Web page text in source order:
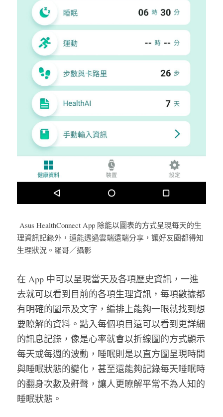
Asus HealthConnect App 除能以圖表的方式呈現每天的生
理資訊記錄外，還能透過雲端遠端分享，讓好友圈都得知
生理狀況。羅哥／攝影
在 App 中可以呈現當天及各項歷史資訊，一進
去就可以看到目前的各項生理資訊，每項數據都
有明確的圖示及文字，編排上能夠一眼就找到想
要瞭解的資料。點入每個項目還可以看到更詳細
的訊息記錄，像是心率就會以折線圖的方式顯示
每天或每週的波動，睡眠則是以直方圖呈現時間
與睡眠狀態的變化，甚至還能夠記錄每天睡眠時
的翻身次數及鼾聲，讓人更瞭解平常不為人知的
睡眠狀態。